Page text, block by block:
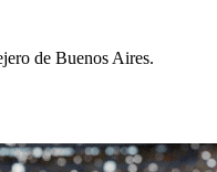
de Buenos Aires.